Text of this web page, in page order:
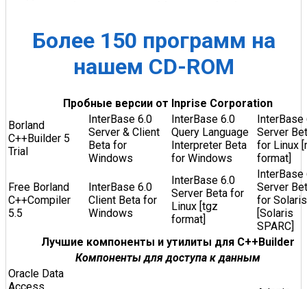
Более 150 программ на
нашем CD-ROM
Пробные версии от Inprise Corporation
Borland
C++Builder 5
Trial
InterBase 6.0
Server & Client
Beta for
Windows
InterBase 6.0
Query Language
Interpreter Beta
for Windows
InterBase
Server
for Linux
format]
Free Borland
C++Compiler
5.5
InterBase 6.0
Client Beta for
Windows
InterBase 6.0
Server Beta for
Linux [tgz
format]
InterBase
Server
for Solaris
[Solaris
SPARC]
Лучшие компоненты и утилиты для C++Builder
Компоненты для доступа к данным
Oracle Data